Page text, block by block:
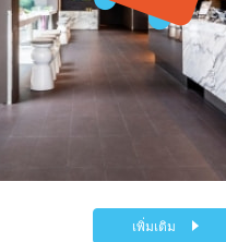
เพิ่มเติม